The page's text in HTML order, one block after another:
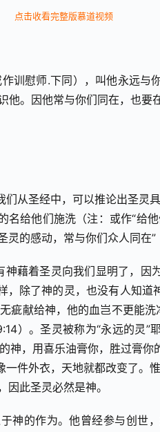
点击收看完整版慕道视频
训慰师.下同），叫他永远与
。因他常与你们同在，也要
从圣经中，可以推论出圣灵
给他们施洗（注：或作“给
的感动，常与你们众人同在”
藉着圣灵向我们显明了，因
除了神的灵，也没有人知道
疵献给神，他的血岂不更能
）。圣灵被称为“永远的灵”
神，用喜乐油膏你，胜过膏
件外衣，天地就都改变了。
此圣灵必然是神。
神的作为。他曾经参与创世